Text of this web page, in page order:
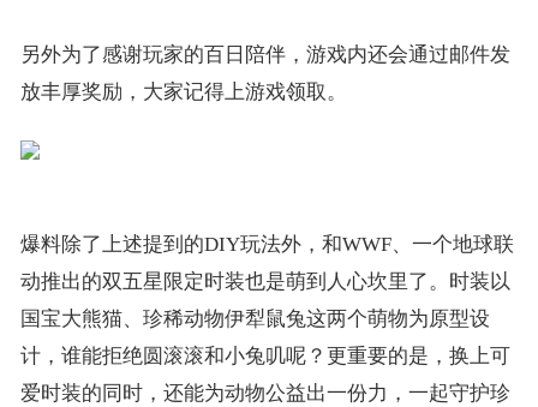
另外为了感谢玩家的百日陪伴，游戏内还会通过邮件发
放丰厚奖励，大家记得上游戏领取。
爆料除了上述提到的DIY玩法外，和WWF、一个地球联
动推出的双五星限定时装也是萌到人心坎里了。时装以
国宝大熊猫、珍稀动物伊犁鼠兔这两个萌物为原型设
计，谁能拒绝圆滚滚和小兔叽呢？更重要的是，换上可
爱时装的同时，还能为动物公益出一份力，一起守护珍